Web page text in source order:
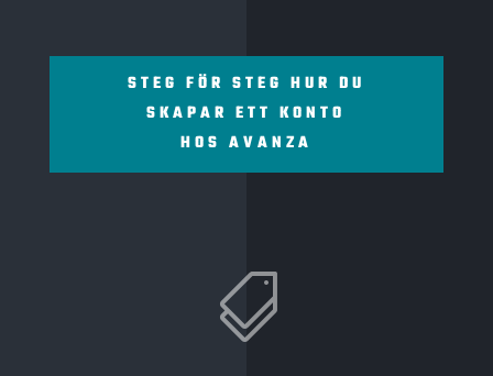
STEG FÖR STEG HUR DU
SKAPAR ETT KONTO
HOS AVANZA
